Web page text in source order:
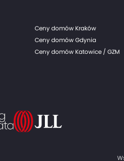
Ceny domów Kraków
Ceny domów Gdynia
Ceny domów Katowice / GZM